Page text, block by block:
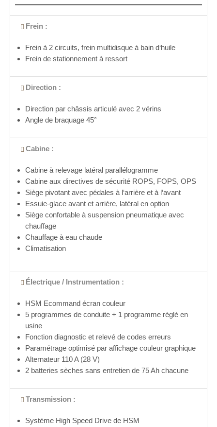
Frein :
Frein à 2 circuits, frein multidisque à bain d‘huile
Frein de stationnement à ressort
Direction :
Direction par châssis articulé avec 2 vérins
Angle de braquage 45°
Cabine :
Cabine à relevage latéral parallélogramme
Cabine aux directives de sécurité ROPS, FOPS, OPS
Siège pivotant avec pédales à l‘arrière et à l‘avant
Essuie-glace avant et arrière, latéral en option
Siège confortable à suspension pneumatique avec
chauffage
Chauffage à eau chaude
Climatisation
Électrique / Instrumentation :
HSM Ecommand écran couleur
5 programmes de conduite + 1 programme réglé en
usine
Fonction diagnostic et relevé de codes erreurs
Paramétrage optimisé par affichage couleur graphique
Alternateur 110 A (28 V)
2 batteries sèches sans entretien de 75 Ah chacune
Transmission :
Système High Speed Drive de HSM